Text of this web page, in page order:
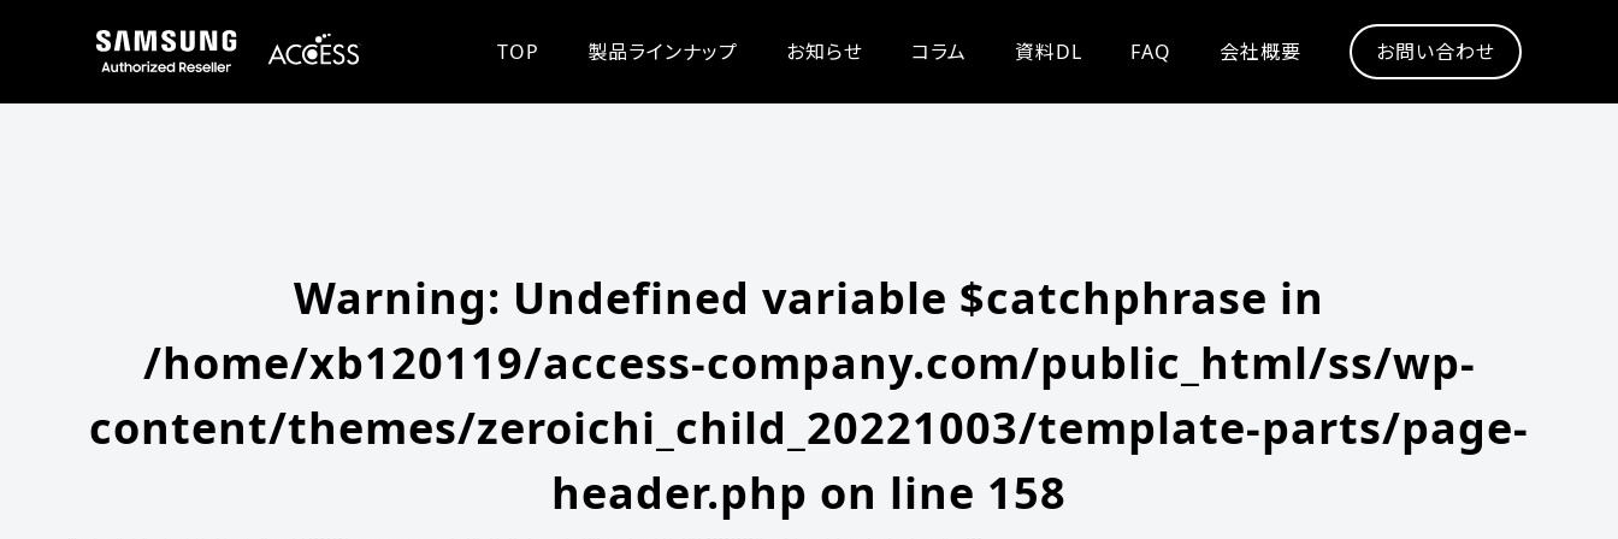
TOP 製品ラインナップ お知らせ コラム 資料DL FAQ 会社概要 お問い合わせ
Warning: Undefined variable $catchphrase in
/home/xb120119/access-company.com/public_html/ss/wp-
content/themes/zeroichi_child_20221003/template-parts/page-
header.php on line 158